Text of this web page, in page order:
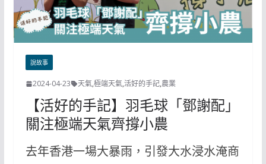
說故事
2024-04-23 天氣,極端天氣,活好的手記,農業
【活好的手記】羽毛球「鄧謝配」
關注極端天氣齊撐小農
去年香港一場大暴雨，引發大水浸水淹商